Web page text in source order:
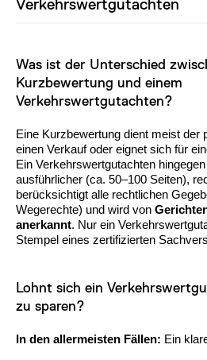
Verkehrswertgutachten
Was ist der Unterschied
Kurzbewertung und einem
Verkehrswertgutachten?
Eine Kurzbewertung dient meist der
einen Verkauf oder eignet sich für
Ein Verkehrswertgutachten
ausführlicher (ca. 50–100 Seiten),
berücksichtigt alle rechtlichen
Wegerechte) und wird von
anerkannt. Nur ein
Stempel eines zertifizierten
Lohnt sich ein
zu sparen?
In den allermeisten Fällen: Ein